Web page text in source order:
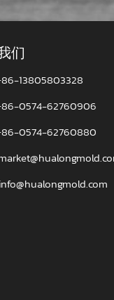
根据客户的要求以及
扫描仪等。确保满
减少后续烦恼。
们
13805803328
0574-62760906
0574-62760880